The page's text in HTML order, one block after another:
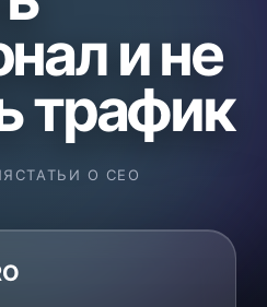
и не
трафик
СТАТЬИ О СЕО